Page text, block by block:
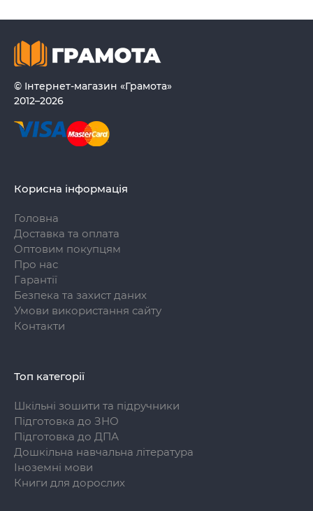
© Інтернет-магазин «Грамота»
2012–2026
Корисна інформація
Головна
Доставка та оплата
Оптовим покупцям
Про нас
Гарантії
Безпека та захист даних
Умови використання сайту
Контакти
Топ категорії
Шкільні зошити та підручники
Підготовка до ЗНО
Підготовка до ДПА
Дошкільна навчальна література
Іноземні мови
Книги для дорослих